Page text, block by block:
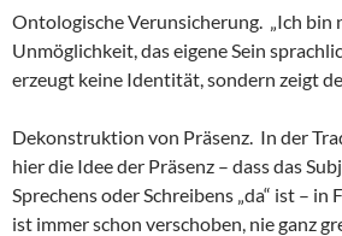
Ontologische Verunsicherung. „Ich bin
Unmöglichkeit, das eigene Sein
erzeugt keine Identität, sondern zeigt
Dekonstruktion von Präsenz. In der
hier die Idee der Präsenz – dass das
Sprechens oder Schreibens „da“ ist – in
ist immer schon verschoben, nie ganz